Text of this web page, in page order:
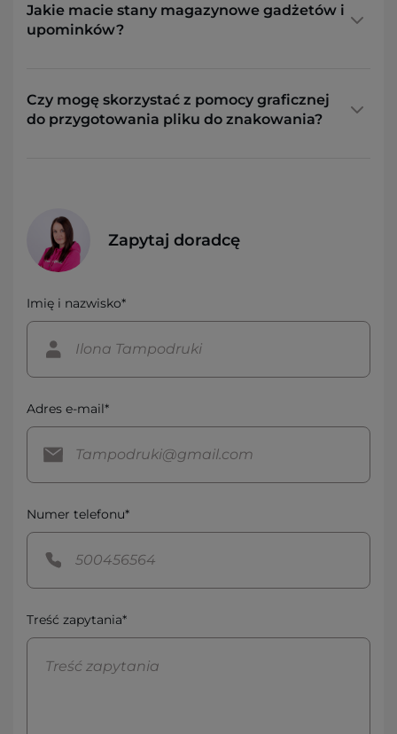
Jakie macie stany magazynowe gadżetów i
upominków?
Czy mogę skorzystać z pomocy graficznej
do przygotowania pliku do znakowania?
Zapytaj doradcę
Imię i nazwisko*
Adres e-mail*
Numer telefonu*
Treść zapytania*